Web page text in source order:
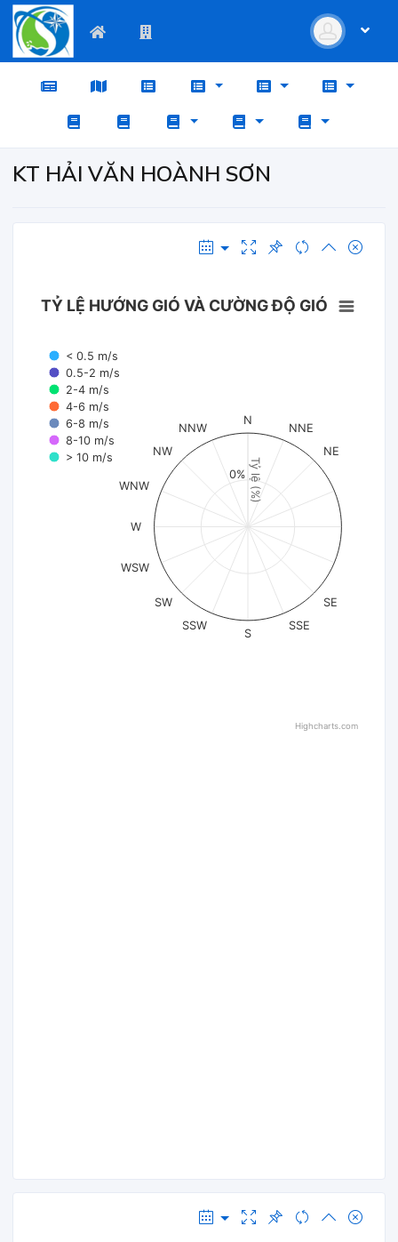
KT HẢI VĂN HOÀNH SƠN
Tỷ lệ (%)
TỶ LỆ HƯỚNG GIÓ VÀ CƯỜNG ĐỘ GIÓ
< 0.5 m/s
0.5-2 m/s
2-4 m/s
4-6 m/s
6-8 m/s
8-10 m/s
> 10 m/s
N
NNE
NE
SE
SSE
S
SSW
SW
WSW
W
WNW
NW
NNW
0%
Highcharts.com